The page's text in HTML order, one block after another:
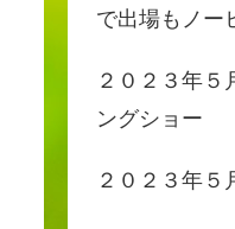
で出場もノー
２０２３年
ングショー
２０２３年